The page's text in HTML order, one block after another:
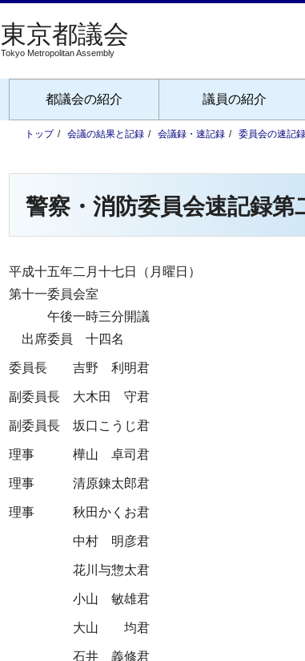
Tokyo Metropolitan Assembly
都議会の紹介 議員の紹介
トップ 会議の結果と記録 会議録・速記録 委員会の速記録
警察・消防委員会速記録第
平成十五年二月十七日（月曜日）
第十一委員会室
午後一時三分開議
出席委員 十四名
委員長 吉野 利明君
副委員長 大木田 守君
副委員長 坂口こうじ君
理事 樺山 卓司君
理事 清原錬太郎君
理事 秋田かくお君
中村 明彦君
花川与惣太君
小山 敏雄君
大山 均君
石井 義修君